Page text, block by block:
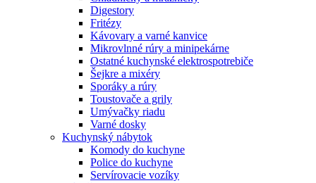
Digestory
Fritézy
Kávovary a varné kanvice
Mikrovlnné rúry a minipekárne
Ostatné kuchynské elektrospotrebiče
Šejkre a mixéry
Sporáky a rúry
Toustovače a grily
Umývačky riadu
Varné dosky
Kuchynský nábytok
Komody do kuchyne
Police do kuchyne
Servírovacie vozíky